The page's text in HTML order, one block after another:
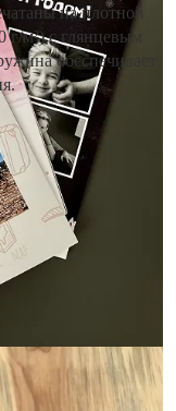
на плотной
м²) с глянцевым
обеспечивает